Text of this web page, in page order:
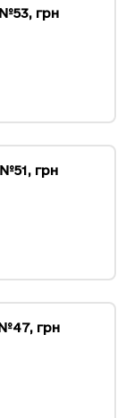
, грн
, грн
, грн